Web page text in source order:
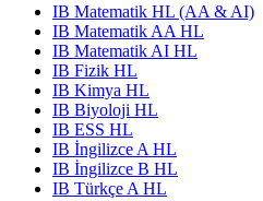
IB Matematik HL (AA & AI)
IB Matematik AA HL
IB Matematik AI HL
IB Fizik HL
IB Kimya HL
IB Biyoloji HL
IB ESS HL
IB İngilizce A HL
IB İngilizce B HL
IB Türkçe A HL